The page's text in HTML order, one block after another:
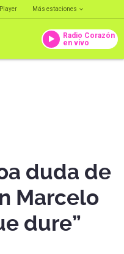
Más estaciones
Radio Corazón
en vivo
duda de
Marcelo
dure”